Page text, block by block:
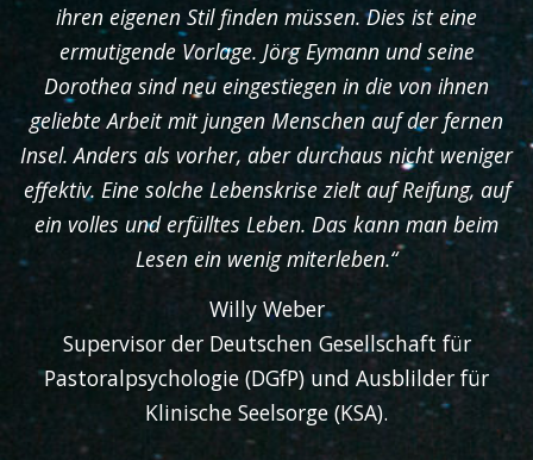
ihren eigenen Stil finden müssen. Dies ist eine
ermutigende Vorlage. Jörg Eymann und seine
Dorothea sind neu eingestiegen in die von ihnen
geliebte Arbeit mit jungen Menschen auf der fernen
Insel. Anders als vorher, aber durchaus nicht weniger
effektiv. Eine solche Lebenskrise zielt auf Reifung, auf
ein volles und erfülltes Leben. Das kann man beim
Lesen ein wenig miterleben.“
Willy Weber
Supervisor der Deutschen Gesellschaft für
Pastoralpsychologie (DGfP) und Ausblilder für
Klinische Seelsorge (KSA).